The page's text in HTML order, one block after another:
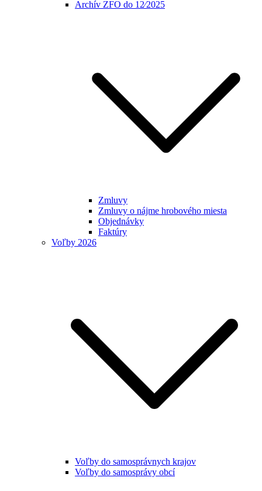
Archív ZFO do 12⁄2025
Zmluvy
Zmluvy o nájme hrobového miesta
Objednávky
Faktúry
Voľby 2026
Voľby do samosprávnych krajov
Voľby do samosprávy obcí